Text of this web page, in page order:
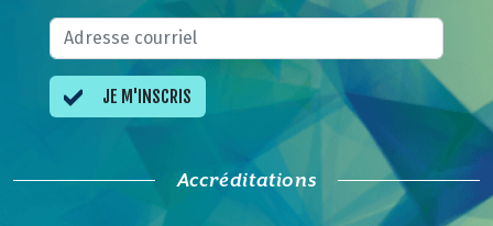
JE M'INSCRIS
Accréditations